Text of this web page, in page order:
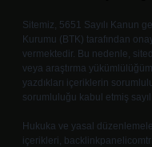
Sitemiz, 5651 Sayılı Kanun
Kurumu (BTK) tarafından
vermektedir. Bu nedenle,
veya araştırma
yazdıkları içeriklerin
sorumluluğu kabul etmiş
Hukuka ve yasal
içerikleri,